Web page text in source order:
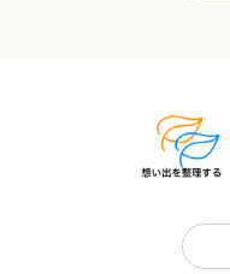
福山市
大竹市